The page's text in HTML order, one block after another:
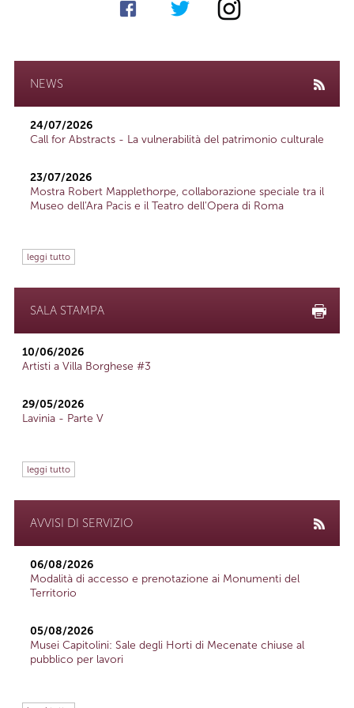
NEWS
24/07/2026
Call for Abstracts - La vulnerabilità del patrimonio culturale
23/07/2026
Mostra Robert Mapplethorpe, collaborazione speciale tra il
Museo dell'Ara Pacis e il Teatro dell'Opera di Roma
leggi tutto
SALA STAMPA
10/06/2026
Artisti a Villa Borghese #3
29/05/2026
Lavinia - Parte V
leggi tutto
AVVISI DI SERVIZIO
06/08/2026
Modalità di accesso e prenotazione ai Monumenti del
Territorio
05/08/2026
Musei Capitolini: Sale degli Horti di Mecenate chiuse al
pubblico per lavori